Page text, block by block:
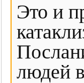
Это и
людей